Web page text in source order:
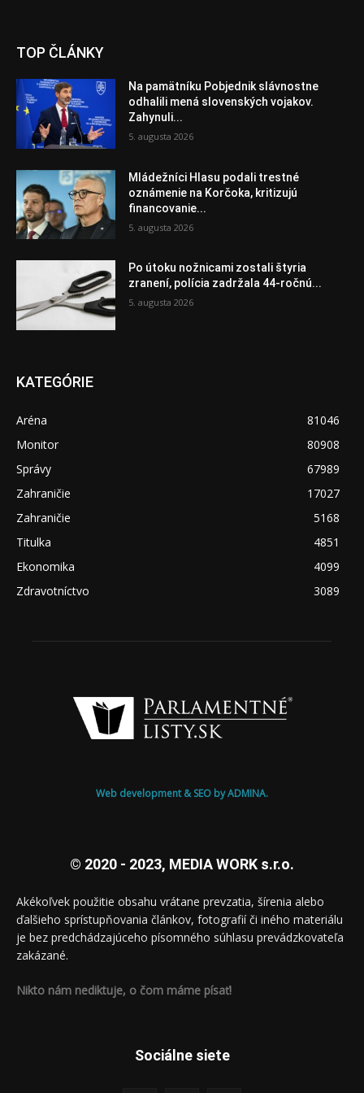
TOP ČLÁNKY
Na pamätníku Pobjednik slávnostne
odhalili mená slovenských vojakov.
Zahynuli...
5. augusta 2026
Mládežníci Hlasu podali trestné
oznámenie na Korčoka, kritizujú
financovanie...
5. augusta 2026
Po útoku nožnicami zostali štyria
zranení, polícia zadržala 44-ročnú...
5. augusta 2026
KATEGÓRIE
Aréna
81046
Monitor
80908
Správy
67989
Zahraničie
17027
Zahraničie
5168
Titulka
4851
Ekonomika
4099
Zdravotníctvo
3089
Web development & SEO by ADMINA.
© 2020 - 2023, MEDIA WORK s.r.o.
Akékoľvek použitie obsahu vrátane prevzatia, šírenia alebo
ďalšieho sprístupňovania článkov, fotografií či iného materiálu
je bez predchádzajúceho písomného súhlasu prevádzkovateľa
zakázané.
Nikto nám nediktuje, o čom máme písať!
Sociálne siete